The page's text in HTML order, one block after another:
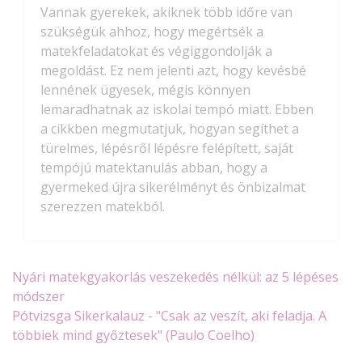
Vannak gyerekek, akiknek több időre van
szükségük ahhoz, hogy megértsék a
matekfeladatokat és végiggondolják a
megoldást. Ez nem jelenti azt, hogy kevésbé
lennének ügyesek, mégis könnyen
lemaradhatnak az iskolai tempó miatt. Ebben
a cikkben megmutatjuk, hogyan segíthet a
türelmes, lépésről lépésre felépített, saját
tempójú matektanulás abban, hogy a
gyermeked újra sikerélményt és önbizalmat
szerezzen matekból.
Nyári matekgyakorlás veszekedés nélkül: az 5 lépéses
módszer
Pótvizsga Sikerkalauz - "Csak az veszít, aki feladja. A
többiek mind győztesek" (Paulo Coelho)